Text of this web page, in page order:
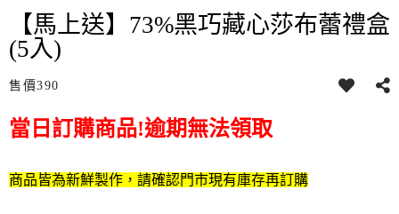
【馬上送】73%黑巧藏心莎布蕾禮盒
(5入)
售價390
當日訂購商品!逾期無法領取
商品皆為新鮮製作，請確認門市現有庫存再訂購